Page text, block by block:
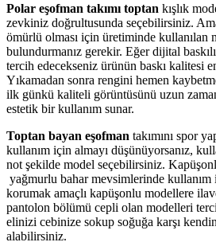
Polar eşofman takımı toptan kışlık
zevkiniz doğrultusunda seçebilirsiniz.
ömürlü olması için üretiminde kullanılan
bulundurmanız gerekir. Eğer dijital
tercih edecekseniz ürünün baskı kalitesi
Yıkamadan sonra rengini hemen
ilk günkü kaliteli görüntüsünü uzun
estetik bir kullanım sunar.
Toptan bayan eşofman takımını spor
kullanım için almayı düşünüyorsanız,
not şekilde model seçebilirsiniz.
yağmurlu bahar mevsimlerinde kullanım
korumak amaçlı kapüşonlu modellere
pantolon bölümü cepli olan modelleri
elinizi cebinize sokup soğuğa karşı
alabilirsiniz.